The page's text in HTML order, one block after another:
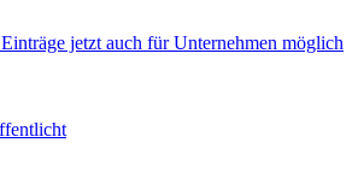
jetzt auch für Unternehmen möglich